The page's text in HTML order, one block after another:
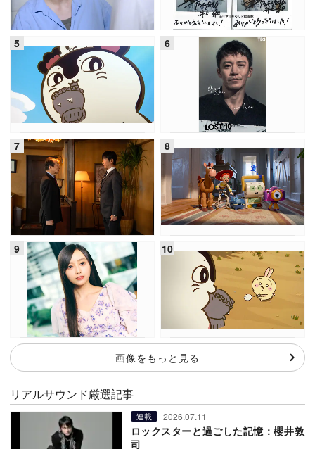
画像をもっと見る
リアルサウンド厳選記事
連載 2026.07.11
ロックスターと過ごした記憶：櫻井敦
司